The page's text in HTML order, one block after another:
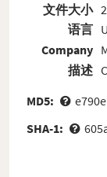
文件大小
语言
Company
描述
MD5:
SHA-1: